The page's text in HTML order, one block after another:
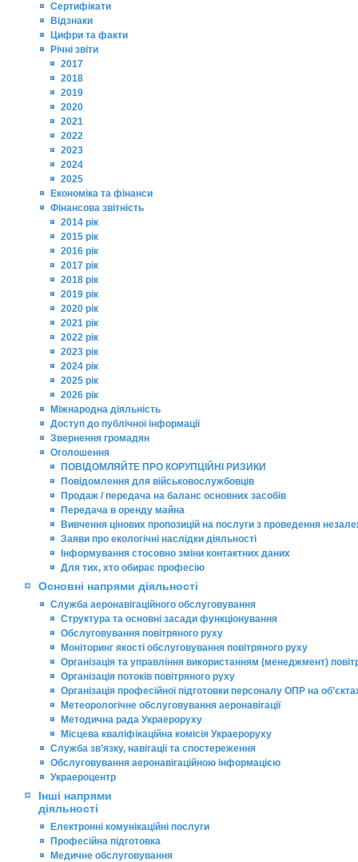
Сертифікати
Відзнаки
Цифри та факти
Річні звіти
2017
2018
2019
2020
2021
2022
2023
2024
2025
Економіка та фінанси
Фінансова звітність
2014 рік
2015 рік
2016 рік
2017 рік
2018 рік
2019 рік
2020 рік
2021 рік
2022 рік
2023 рік
2024 рік
2025 рік
2026 рік
Міжнародна діяльність
Доступ до публічної інформації
Звернення громадян
Оголошення
ПОВІДОМЛЯЙТЕ ПРО КОРУПЦІЙНІ РИЗИКИ
Повідомлення для військовослужбовців
Продаж / передача на баланс основних засобів
Передача в оренду майна
Вивчення цінових пропозицій на послуги з проведення
Заяви про екологічні наслідки діяльності
Інформування стосовно зміни контактних даних
Для тих, хто обирає професію
Основні напрями діяльності
Служба аеронавігаційного обслуговування
Структура та основні засади функціонування
Обслуговування повітряного руху
Моніторинг якості обслуговування повітряного руху
Організація та управління використанням (менеджмент)
Організація потоків повітряного руху
Організація професійної підготовки персоналу ОПР на
Метеорологічне обслуговування аеронавігації
Методична рада Украероруху
Місцева кваліфікаційна комісія Украероруху
Служба зв’язку, навігації та спостереження
Обслуговування аеронавігаційною інформацією
Украероцентр
Інші напрями
діяльності
Електронні комунікаційні послуги
Професійна підготовка
Медичне обслуговування